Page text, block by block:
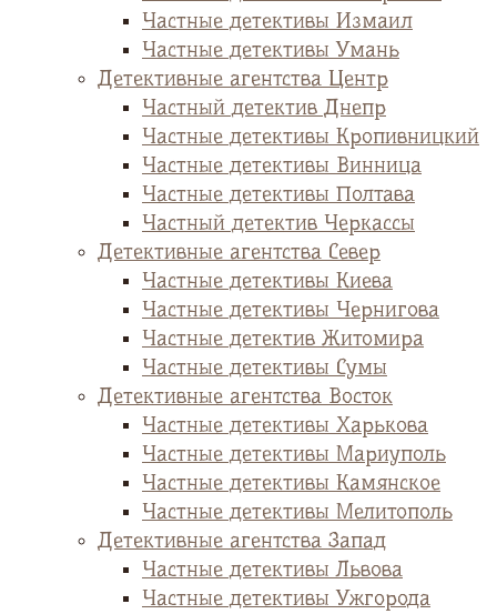
Частные детективы Измаил
Частные детективы Умань
Детективные агентства Центр
Частный детектив Днепр
Частные детективы Кропивницкий
Частные детективы Винница
Частные детективы Полтава
Частный детектив Черкассы
Детективные агентства Север
Частные детективы Киева
Частные детективы Чернигова
Частные детектив Житомира
Частные детективы Сумы
Детективные агентства Восток
Частные детективы Харькова
Частные детективы Мариуполь
Частные детективы Камянское
Частные детективы Мелитополь
Детективные агентства Запад
Частные детективы Львова
Частные детективы Ужгорода